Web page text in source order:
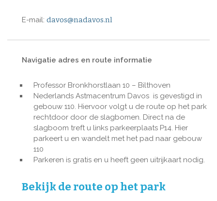
E-mail: davos@nadavos.nl
Navigatie adres en route informatie
Professor Bronkhorstlaan 10 – Bilthoven
Nederlands Astmacentrum Davos is gevestigd in
gebouw 110. Hiervoor volgt u de route op het park
rechtdoor door de slagbomen. Direct na de
slagboom treft u links parkeerplaats P14. Hier
parkeert u en wandelt met het pad naar gebouw
110
Parkeren is gratis en u heeft geen uitrijkaart nodig.
Bekijk de route op het park